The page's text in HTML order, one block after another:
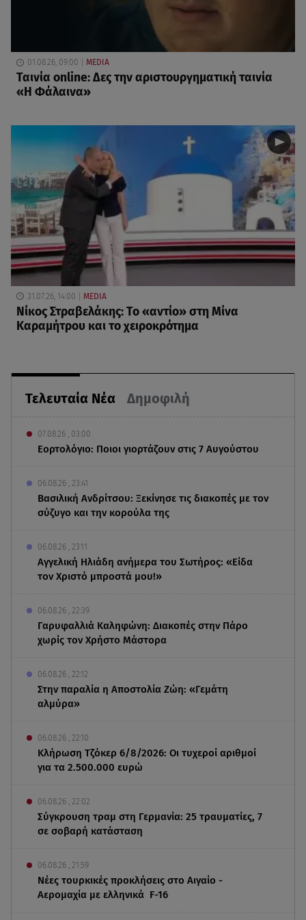
Τελευταία Νέα Δημοφιλή
07.08.26 , 03:00
Εορτολόγιο: Ποιοι γιορτάζουν στις 7 Αυγούστου
06.08.26 , 23:41
Βασιλική Ανδρίτσου: Ξεκίνησε τις διακοπές με τον
σύζυγο και την κορούλα της
06.08.26 , 23:11
Αγγελική Ηλιάδη ανήμερα του Σωτήρος: «Είδα
τον Χριστό μπροστά μου!»
06.08.26 , 22:39
Γαρυφαλλιά Καληφώνη: Διακοπές στην Πάρο
χωρίς τον Χρήστο Μάστορα
06.08.26 , 22:12
Στην παραλία η Αποστολία Ζώη: «Γεμάτη
αλμύρα»
06.08.26 , 22:10
Κλήρωση Τζόκερ 6/8/2026: Οι τυχεροί αριθμοί
για τα 2.500.000 ευρώ
06.08.26 , 22:02
Σύγκρουση τραμ στη Γερμανία: 25 τραυματίες, 7
σε σοβαρή κατάσταση
06.08.26 , 21:59
Νέες τουρκικές προκλήσεις στο Αιγαίο -
Αερομαχία με ελληνικά F-16
01.08.26, 09:00 MEDIA
Ταινία online: Δες την αριστουργηματική ταινία
«Η Φάλαινα»
31.07.26, 14:00 MEDIA
Νίκος Στραβελάκης: Το «αντίο» στη Μίνα
Καραμήτρου και το χειροκρότημα